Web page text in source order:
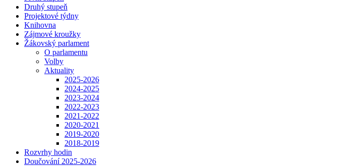
Druhý stupeň
Projektové týdny
Knihovna
Zájmové kroužky
Žákovský parlament
O parlamentu
Volby
Aktuality
2025-2026
2024-2025
2023-2024
2022-2023
2021-2022
2020-2021
2019-2020
2018-2019
Rozvrhy hodin
Doučování 2025-2026